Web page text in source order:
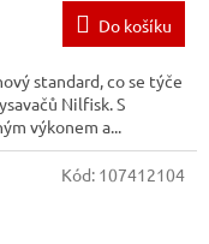
Do košíku
standard, co se týče
Nilfisk. S
výkonem a...
Kód: 107412104